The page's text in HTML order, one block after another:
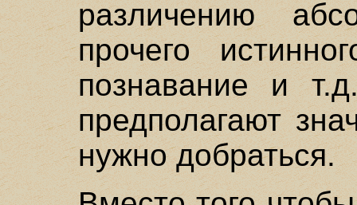
различению
прочего
познавание и
предполагают
нужно добраться.